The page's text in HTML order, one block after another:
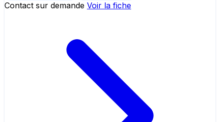
Contact sur demande Voir la fiche